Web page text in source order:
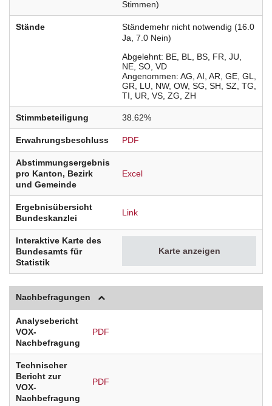
Stimmen)
Stände
Ständemehr nicht notwendig (16.0
Ja, 7.0 Nein)
Abgelehnt BE BL BS FR JU
NE SO VD
Angenommen AG AI AR GE GL
GR
LU NW OW SG SH SZ TG
TI
UR VS ZG ZH
Stimmbeteiligung 38.62%
Erwahrungsbeschluss PDF
Abstimmungsergebnis
pro Kanton, Bezirk
und Gemeinde
Excel
Ergebnisübersicht
Bundeskanzlei
Link
Interaktive Karte des
Bundesamts für
Statistik
Karte anzeigen
Nachbefragungen
Analysebericht
VOX-
Nachbefragung
PDF
Technischer
Bericht zur
VOX-
Nachbefragung
PDF